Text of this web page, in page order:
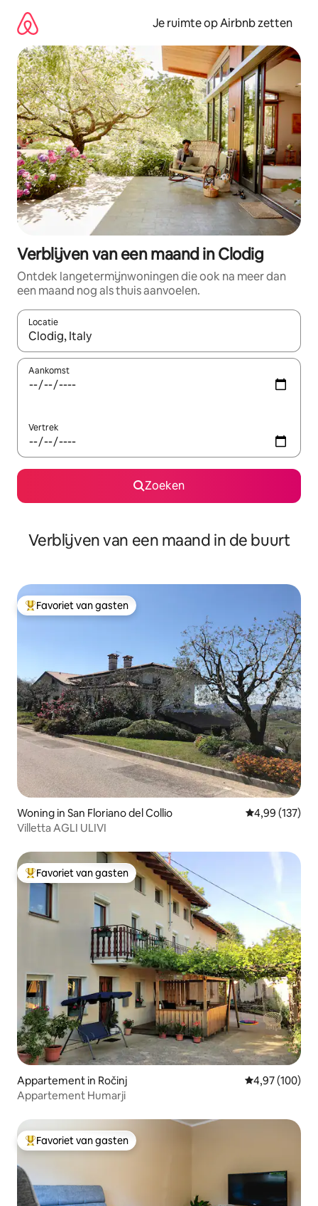
direct
naar
inhoud
Je ruimte op Airbnb zetten
Verblijven van een maand in Clodig
Ontdek langetermijnwoningen die ook na meer dan
een maand nog als thuis aanvoelen.
Locatie
Wanneer er suggesties beschikbaar zijn, maak je een keuze
Aankomst
Vertrek
Zoeken
Verblijven van een maand in de buurt
Topfavoriet van gasten
Favoriet van gasten
Woning in San Floriano del Collio Gemiddelde
4,99 (137)
Villetta AGLI ULIVI
Topfavoriet van gasten
Favoriet van gasten
Appartement in Ročinj Gemiddelde
4,97 (100)
Appartement Humarji
Topfavoriet van gasten
Favoriet van gasten